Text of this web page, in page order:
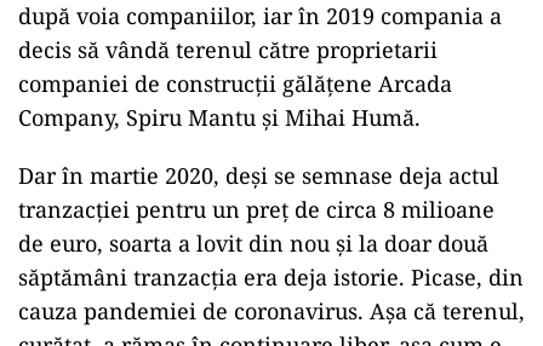
după voia companiilor, iar în 2019 compania a
decis să vândă terenul către proprietarii
companiei de construcții gălățene Arcada
Company, Spiru Mantu și Mihai Humă.
Dar în martie 2020, deși se semnase deja actul
tranzacției pentru un preț de circa 8 milioane
de euro, soarta a lovit din nou și la doar două
săptămâni tranzacția era deja istorie. Picase, din
cauza pandemiei de coronavirus. Așa că terenul,